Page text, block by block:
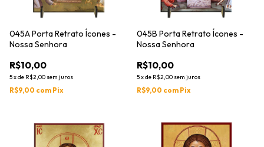
045A Porta Retrato Ícones -
Nossa Senhora
R$10,00
5xde R$2,00 sem juros
R$9,00 com Pix
045B Porta Retrato Ícones -
Nossa Senhora
R$10,00
5xde R$2,00 sem juros
R$9,00 com Pix